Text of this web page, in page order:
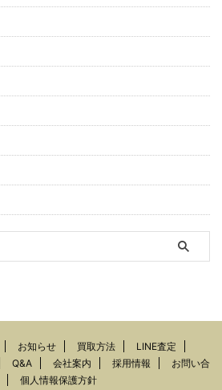
お知らせ 買取方法
LINE査定
Q&A 会社案内 採用情報
お問い合
個人情報保護方針